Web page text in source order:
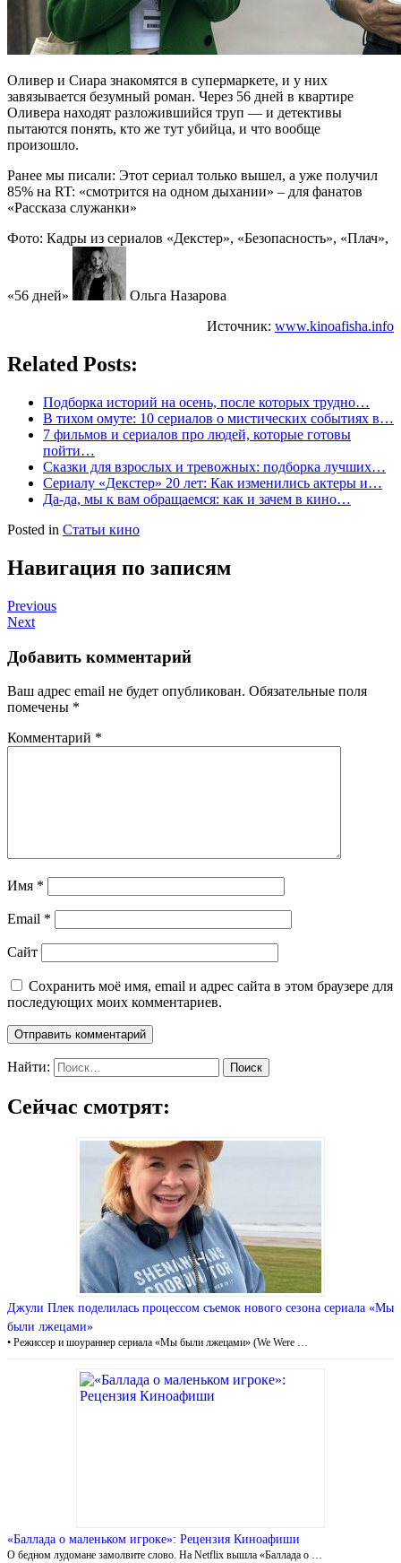
Оливер и Сиара знакомятся в супермаркете, и у них
завязывается безумный роман. Через 56 дней в квартире
Оливера находят разложившийся труп — и детективы
пытаются понять, кто же тут убийца, и что вообще
произошло.
Ранее мы писали: Этот сериал только вышел, а уже получил
85% на RT: «смотрится на одном дыхании» – для фанатов
«Рассказа служанки»
Фото: Кадры из сериалов «Декстер», «Безопасность», «Плач»,
«56 дней»
Ольга Назарова
Источник: www.kinoafisha.info
Related Posts:
Подборка историй на осень, после которых трудно…
В тихом омуте: 10 сериалов о мистических событиях в…
7 фильмов и сериалов про людей, которые готовы
пойти…
Сказки для взрослых и тревожных: подборка лучших…
Сериалу «Декстер» 20 лет: Как изменились актеры и…
Да-да, мы к вам обращаемся: как и зачем в кино…
Posted in Статьи кино
Навигация по записям
Previous
Next
Добавить комментарий
Ваш адрес email не будет опубликован. Обязательные поля
помечены *
Комментарий *
Имя *
Email *
Сайт
Сохранить моё имя, email и адрес сайта в этом браузере для
последующих моих комментариев.
Найти:
Сейчас смотрят:
Джули Плек поделилась процессом съемок нового сезона сериала «Мы
были лжецами»
• Режиссер и шоураннер сериала «Мы были лжецами» (We Were …
«Баллада о маленьком игроке»: Рецензия Киноафиши
О бедном лудомане замолвите слово. На Netflix вышла «Баллада о …